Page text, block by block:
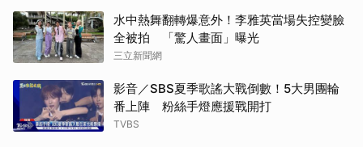
水中熱舞翻轉爆意外！李雅英當場失控變臉
全被拍 「驚人畫面」曝光
三立新聞網
影音／SBS夏季歌謠大戰倒數！5大男團輪
番上陣 粉絲手燈應援戰開打
TVBS